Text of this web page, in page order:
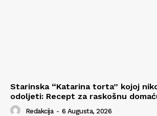
Starinska “Katarina torta” kojoj
odoljeti: Recept za raskošnu
Redakcija - 6 Augusta, 2026